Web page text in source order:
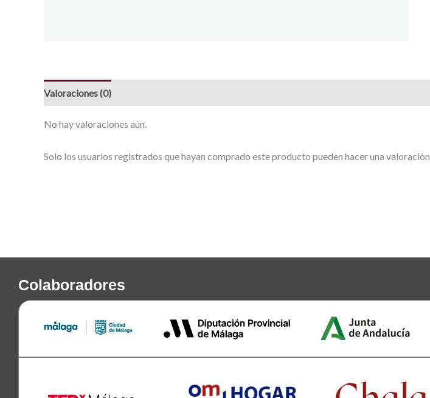
Valoraciones (0)
No hay valoraciones aún.
Solo los usuarios registrados que hayan comprado este producto pueden hacer una valoración.
Colaboradores